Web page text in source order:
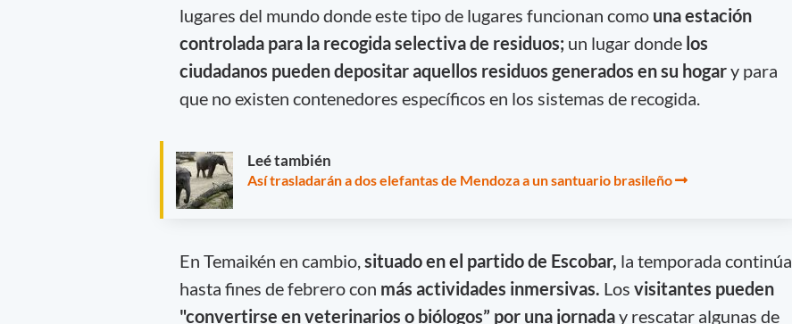
lugares del mundo donde este tipo de lugares funcionan como una estación
controlada para la recogida selectiva de residuos; un lugar donde los
ciudadanos pueden depositar aquellos residuos generados en su hogary para
que no existen contenedores específicos en los sistemas de recogida.
Leé también
Así trasladarán a dos elefantas de Mendoza a un santuario brasileño
En Temaikén en cambio,situado en el partido de Escobar, la temporada continúa
hasta fines de febrero con más actividades inmersivas. Los visitantes pueden
"convertirse en veterinarios o biólogos” por una jornaday rescatar algunas de